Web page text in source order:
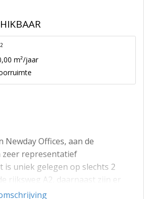
2
m²/jaar
Newday Offices, aan de
zeer representatief
is uniek gelegen op slechts 2
rijksweg A2, daarnaast zijn er